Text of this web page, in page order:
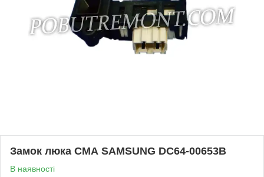
Замок люка СМА SAMSUNG DC64-00653B
В наявності